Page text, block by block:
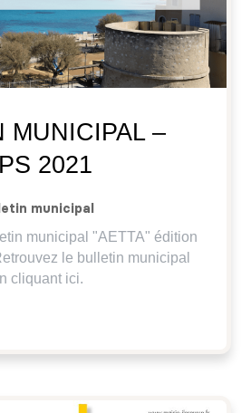
MUNICIPAL –
2021
municipal
municipal "AETTA" édition
le bulletin municipal
cliquant ici.